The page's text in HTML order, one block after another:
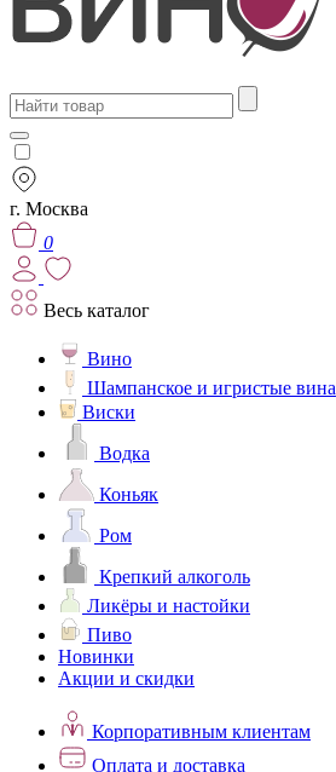
г. Москва
0
Весь каталог
Вино
Шампанское и игристые вина
Виски
Водка
Коньяк
Ром
Крепкий алкоголь
Ликёры и настойки
Пиво
Новинки
Акции и скидки
Корпоративным клиентам
Оплата и доставка